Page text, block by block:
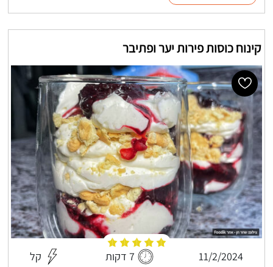
קינוח כוסות פירות יער ופתיבר
11/2/2024 7 דקות קל